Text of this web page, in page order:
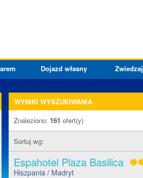
Dojazd własny Zwiedzaj
WYNIKI WYSZUKIWANIA
Znaleziono: 161 ofert(y)
Sortuj wg:
Espahotel Plaza Basilica
Hiszpania / Madryt